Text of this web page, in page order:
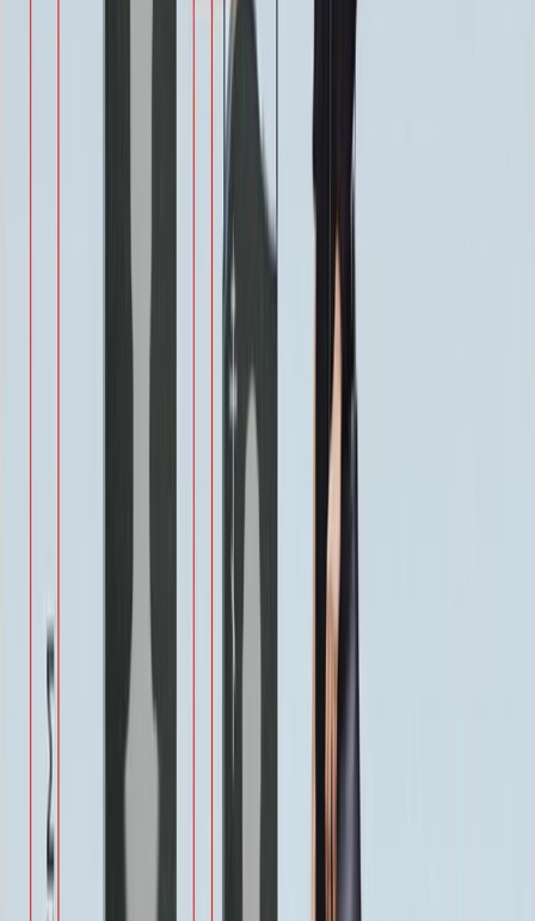
Полировка 1 сторона
Бесплатно
Фаска по краю 1-4 см.
Бесплатно
Бесплатно